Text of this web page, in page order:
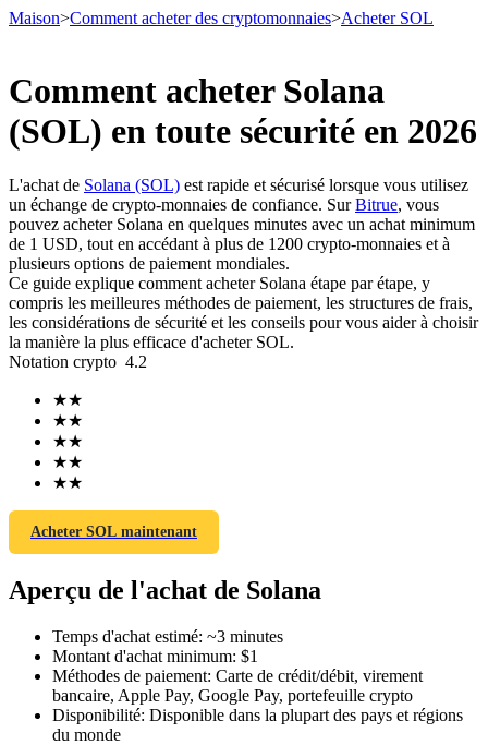
Contrats à terme
Futures USDT
Futures COIN-M
Contrats à terme sur crypto-monnaie
TradFi
Maison>Comment acheter des cryptomonnaies>Acheter SOL
Comment acheter Solana
(SOL) en toute sécurité en 2026
L'achat de Solana (SOL) est rapide et sécurisé lorsque vous utilisez
un échange de crypto-monnaies de confiance. SurBitrue, vous
pouvez acheter Solana en quelques minutes avec un achat minimum
de 1 USD, tout en accédant à plus de 1200 crypto-monnaies et à
plusieurs options de paiement mondiales.
Ce guide explique comment acheter Solana étape par étape, y
compris les meilleures méthodes de paiement, les structures de frais,
les considérations de sécurité et les conseils pour vous aider à choisir
la manière la plus efficace d'acheter SOL.
Notation crypto 4.2
★★
★★
★★
★★
★★
Acheter SOL maintenant
Aperçu de l'achat de Solana
Temps d'achat estimé: ~3 minutes
Montant d'achat minimum: $1
Méthodes de paiement: Carte de crédit/débit, virement
bancaire, Apple Pay, Google Pay, portefeuille crypto
Disponibilité: Disponible dans la plupart des pays et régions
du monde